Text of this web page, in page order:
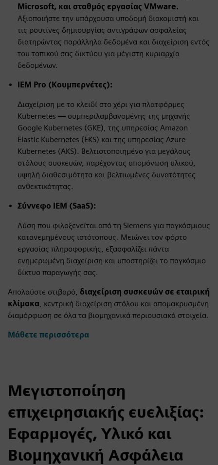
Microsoft, και σταθμός εργασίας VMware.
Αξιοποιήστε την υπάρχουσα υποδομή διακομιστή και
τις ρουτίνες δημιουργίας αντιγράφων ασφαλείας
διατηρώντας παράλληλα δεδομένα και διαχείριση εντός
του τοπικού σας δικτύου για μέγιστη κυριαρχία
δεδομένων.
IEM Pro (Κουμπερνέτες):
Διαχείριση με το κλειδί στο χέρι για πλατφόρμες
Kubernetes — συμπεριλαμβανομένης της μηχανής
Google Kubernetes (GKE), της υπηρεσίας Amazon
Elastic Kubernetes (EKS) και της υπηρεσίας Azure
Kubernetes (AKS). Βελτιστοποιημένο για μεγάλους
στόλους συσκευών, παρέχοντας απομόνωση υλικού,
υψηλή διαθεσιμότητα και βελτιωμένες δυνατότητες
ανθεκτικότητας.
Σύννεφο IEM (SaaS):
Λύση που φιλοξενείται από τη Siemens για παγκόσμιους
κατανεμημένους ιστότοπους. Μειώνει τον φόρτο
εργασίας πληροφορικής, εξασφαλίζει πάντα
ενημερωμένη διαχείριση και υποστηρίζει το παγκόσμιο
δίκτυο παραγωγής σας.
Απολαύστε στιβαρό, διαχείριση συσκευών σε εταιρική
κλίμακα, κεντρική διαχείριση στόλου και απομακρυσμένη
διαμόρφωση σε όλα τα βιομηχανικά περιουσιακά στοιχεία.
Μάθετε περισσότερα
Μεγιστοποίηση
επιχειρησιακής ευελιξίας:
Εφαρμογές, Υλικό και
Βιομηχανική Ασφάλεια